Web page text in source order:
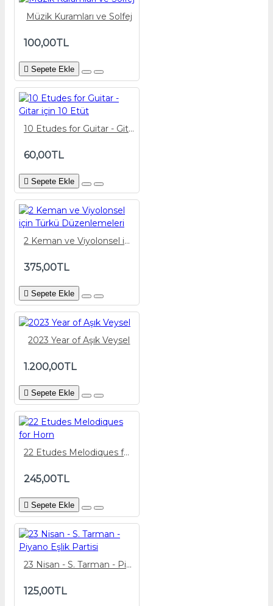
Müzik Kuramları ve Solfej
100,00TL
Sepete Ekle
10 Etudes for Guitar - Gitar için 10 Etüt
60,00TL
Sepete Ekle
2 Keman ve Viyolonsel için Türkü Düzenlemeleri
375,00TL
Sepete Ekle
2023 Year of Aşık Veysel
1.200,00TL
Sepete Ekle
22 Etudes Melodiques for Horn
245,00TL
Sepete Ekle
23 Nisan - S. Tarman - Piyano Eşlik Partisi
125,00TL